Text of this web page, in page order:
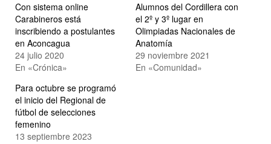
Con sistema online
Carabineros está
inscribiendo a postulantes
en Aconcagua
24 julio 2020
En «Crónica»
Alumnos del Cordillera con
el 2º y 3º lugar en
Olimpiadas Nacionales de
Anatomía
29 noviembre 2021
En «Comunidad»
Para octubre se programó
el inicio del Regional de
fútbol de selecciones
femenino
13 septiembre 2023